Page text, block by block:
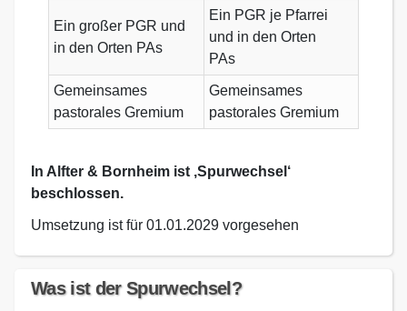
Ein großer PGR und
in den Orten PAs
Ein PGR je Pfarrei
und in den Orten
PAs
Gemeinsames
pastorales Gremium
Gemeinsames
pastorales Gremium
In Alfter & Bornheim ist ‚Spurwechsel‘
beschlossen.
Umsetzung ist für 01.01.2029 vorgesehen
Was ist der Spurwechsel?